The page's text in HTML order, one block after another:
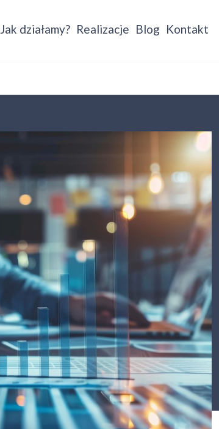
Jak działamy? Realizacje Blog Kontakt